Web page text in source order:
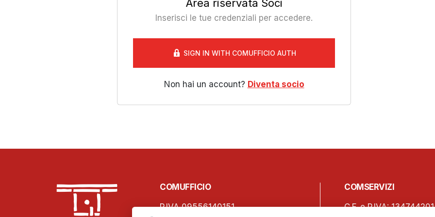
Area riservata Soci
Inserisci le tue credenziali per accedere.
SIGN IN WITH COMUFFICIO AUTH
Non hai un account? Diventa socio
COMUFFICIO
P.IVA 09556140151
COMSERVIZI
C.F. e P.IVA: